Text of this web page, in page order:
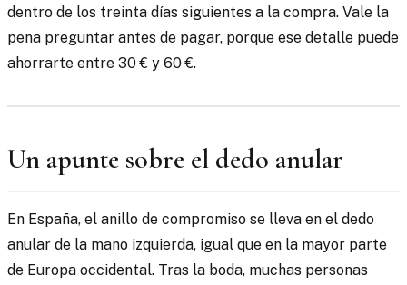
dentro de los treinta días siguientes a la compra. Vale la
pena preguntar antes de pagar, porque ese detalle puede
ahorrarte entre 30 € y 60 €.
Un apunte sobre el dedo anular
En España, el anillo de compromiso se lleva en el dedo
anular de la mano izquierda, igual que en la mayor parte
de Europa occidental. Tras la boda, muchas personas